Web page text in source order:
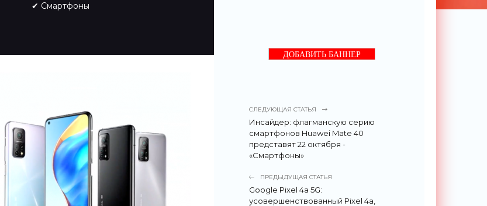
✔ Смартфоны
ДОБАВИТЬ БАННЕР
СЛЕДУЮЩАЯ СТАТЬЯ
Инсайдер: флагманскую серию
смартфонов Huawei Mate 40
представят 22 октября -
«Смартфоны»
ПРЕДЫДУЩАЯ СТАТЬЯ
Google Pixel 4a 5G:
усовершенствованный Pixel 4a,